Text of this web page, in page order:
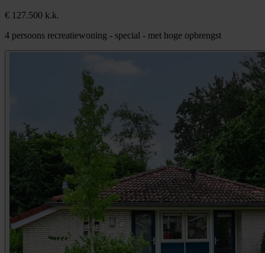
€ 127.500 k.k.
4 persoons recreatiewoning - special - met hoge opbrengst